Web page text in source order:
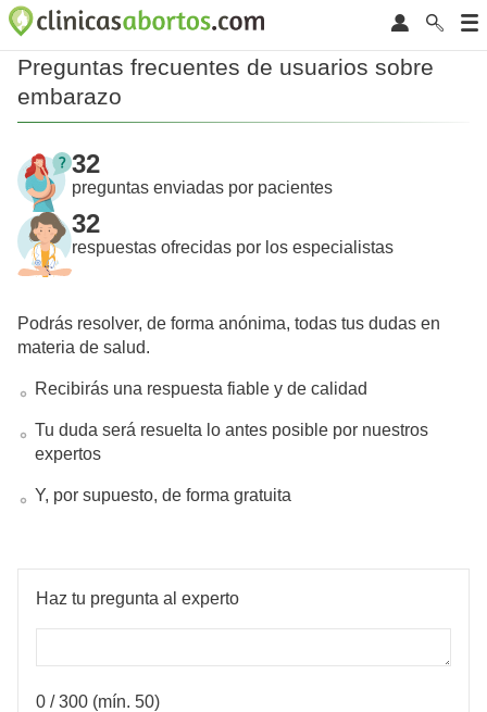
Preguntas frecuentes de usuarios sobre
embarazo
32
preguntas enviadas por pacientes
32
respuestas ofrecidas por los especialistas
Podrás resolver, de forma anónima, todas tus dudas en
materia de salud.
Recibirás una respuesta fiable y de calidad
Tu duda será resuelta lo antes posible por nuestros
expertos
Y, por supuesto, de forma gratuita
Haz tu pregunta al experto
0 / 300 (mín. 50)